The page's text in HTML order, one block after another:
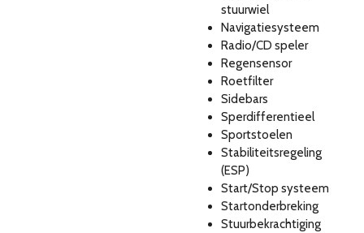
stuurwiel
Navigatiesysteem
Radio/CD speler
Regensensor
Roetfilter
Sidebars
Sperdifferentieel
Sportstoelen
Stabiliteitsregeling
(ESP)
Start/Stop systeem
Startonderbreking
Stuurbekrachtiging